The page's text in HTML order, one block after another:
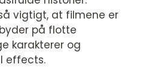
vigtigt, at filmene er
på flotte
karakterer og
effects.